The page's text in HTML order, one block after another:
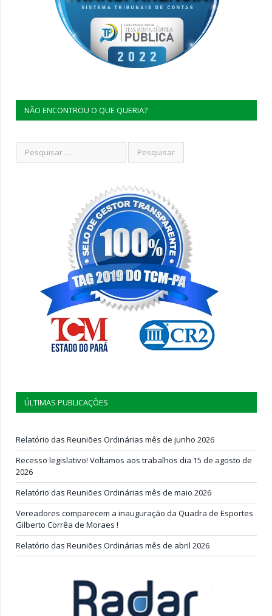
NÃO ENCONTROU O QUE QUERIA?
ÚLTIMAS PUBLICAÇÕES
Relatório das Reuniões Ordinárias mês de junho 2026
Recesso legislativo! Voltamos aos trabalhos dia 15 de agosto de
2026
Relatório das Reuniões Ordinárias mês de maio 2026
Vereadores comparecem a inauguração da Quadra de Esportes
Gilberto Corrêa de Moraes !
Relatório das Reuniões Ordinárias mês de abril 2026